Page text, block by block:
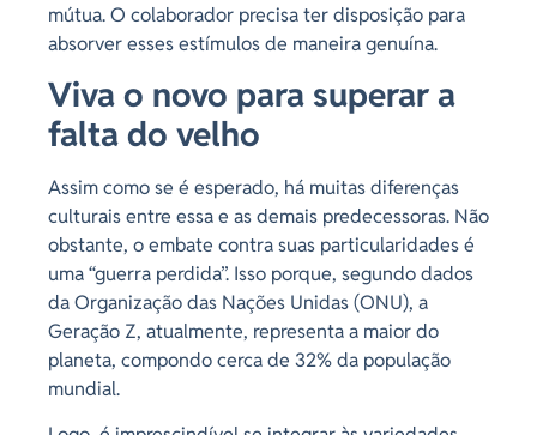
mútua. O colaborador precisa ter disposição para
absorver esses estímulos de maneira genuína.
Viva o novo para superar a
falta do velho
Assim como se é esperado, há muitas diferenças
culturais entre essa e as demais predecessoras. Não
obstante, o embate contra suas particularidades é
uma “guerra perdida”. Isso porque, segundo dados
da Organização das Nações Unidas (ONU), a
Geração Z, atualmente, representa a maior do
planeta, compondo cerca de 32% da população
mundial.